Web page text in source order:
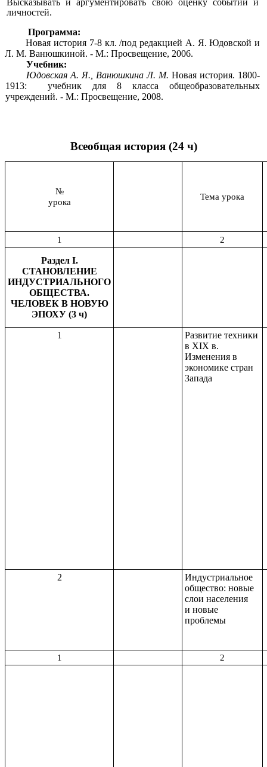
Высказывать и аргументировать свою оценку событий и
личностей.
Программа:
Новая история 7-8 кл. /под редакцией А. Я. Юдовской и
Л. М. Ванюшкиной. - М.: Просвещение, 2006.
Учебник:
Юдовская А. Я., Ванюшкина Л. М.Новая история. 1800-
1913: учебник для 8 класса общеобразовательных
учреждений. - М.: Просвещение, 2008.
Всеобщая история (24 ч)
№
урока
Тема урока
1 2
Раздел I.
СТАНОВЛЕНИЕ
ИНДУСТРИАЛЬНОГО
ОБЩЕСТВА.
ЧЕЛОВЕК В НОВУЮ
ЭПОХУ (3 ч)
1
Развитие техники
в XIX в.
Изменения в
экономике стран
Запада
2
Индустриальное
общество: новые
слои населения
и новые
проблемы
1 2